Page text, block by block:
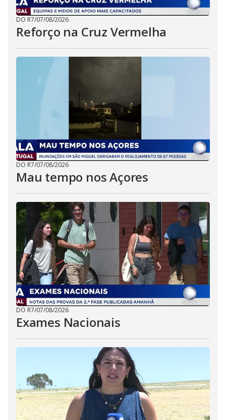
DO R7/07/08/2026
Reforço na Cruz Vermelha
DO R7/07/08/2026
Mau tempo nos Açores
DO R7/07/08/2026
Exames Nacionais